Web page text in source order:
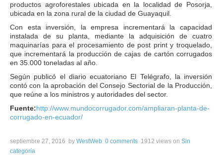
productos agroforestales ubicada en la localidad de Posorja,
ubicada en la zona rural de la ciudad de Guayaquil.
Con esta inversión, la empresa incrementará la capacidad
instalada de su planta, mediante la adquisición de cuatro
maquinarías para el procesamiento de post print y troquelado,
que incrementará la producción de cajas de cartón corrugados
en 35.000 toneladas al año.
Según publicó el diario ecuatoriano El Telégrafo, la inversión
contó con la aprobación del Consejo Sectorial de la Producción,
que reúne a los ministros y autoridades del sector.
Fuente:http://www.mundocorrugador.com/ampliaran-planta-de-
corrugado-en-ecuador/
septiembre 27, 2016 by WestWeb 0 comments 1912 views on Sin
categoría